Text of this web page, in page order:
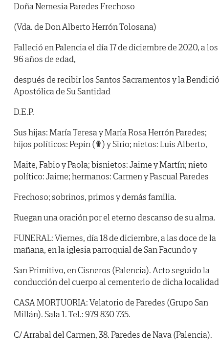
Doña Nemesia Paredes Frechoso
(Vda. de Don Alberto Herrón Tolosana)
Falleció en Palencia el día 17 de diciembre de 2020, a los
96 años de edad,
después de recibir los Santos Sacramentos y la
Apostólica de Su Santidad
D.E.P.
Sus hijas: María Teresa y María Rosa Herrón Paredes;
hijos políticos: Pepín (✟) y Sirio; nietos: Luis Alberto,
Maite, Fabio y Paola; bisnietos: Jaime y Martín; nieto
político: Jaime; hermanos: Carmen y Pascual Paredes
Frechoso; sobrinos, primos y demás familia.
Ruegan una oración por el eterno descanso de su alma.
FUNERAL: Viernes, día 18 de diciembre, a las doce de la
mañana, en la iglesia parroquial de San Facundo y
San Primitivo, en Cisneros (Palencia). Acto seguido la
conducción del cuerpo al cementerio de dicha
CASA MORTUORIA: Velatorio de Paredes (Grupo San
Millán). Sala 1. Tel.: 979 830 735.
C/ Arrabal del Carmen, 38. Paredes de Nava (Palencia).